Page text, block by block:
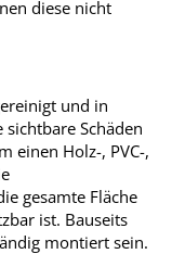
diese nicht
und in
Schäden
einen Holz-, PVC-,
gesamte Fläche
ist. Bauseits
montiert sein.